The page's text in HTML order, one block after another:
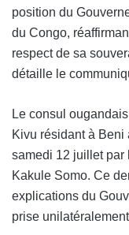
position du
du Congo,
respect de sa
détaille le
Le consul
Kivu résidant à
samedi 12 juillet par
Kakule Somo. Ce
explications du
prise